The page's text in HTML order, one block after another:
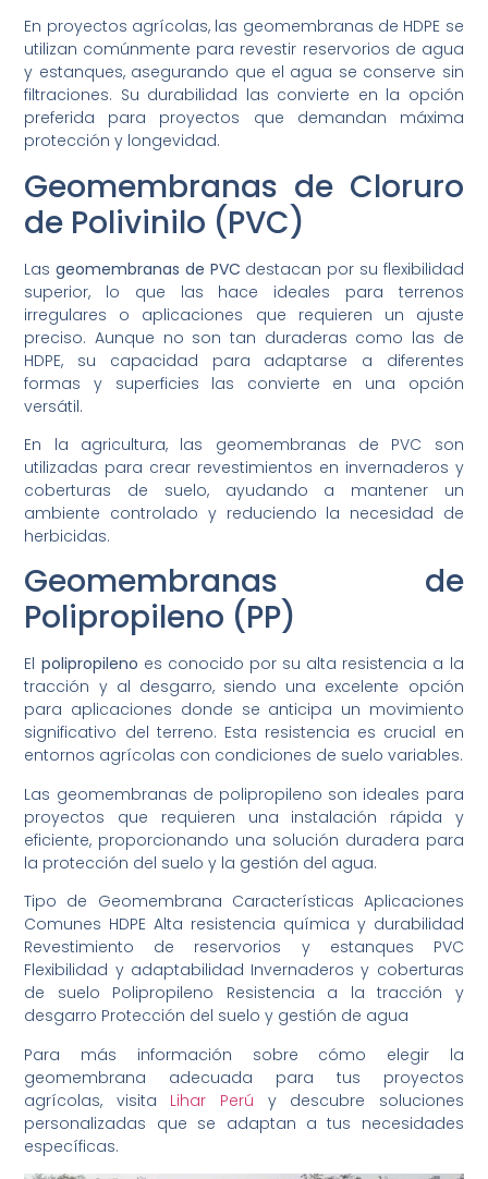
En proyectos agrícolas, las geomembranas de HDPE se
utilizan comúnmente para revestir reservorios de agua
y estanques, asegurando que el agua se conserve sin
filtraciones. Su durabilidad las convierte en la opción
preferida para proyectos que demandan máxima
protección y longevidad.
Geomembranas de Cloruro
de Polivinilo (PVC)
Lasgeomembranas de PVC destacan por su flexibilidad
superior, lo que las hace ideales para terrenos
irregulares o aplicaciones que requieren un ajuste
preciso. Aunque no son tan duraderas como las de
HDPE, su capacidad para adaptarse a diferentes
formas y superficies las convierte en una opción
versátil.
En la agricultura, las geomembranas de PVC son
utilizadas para crear revestimientos en invernaderos y
coberturas de suelo, ayudando a mantener un
ambiente controlado y reduciendo la necesidad de
herbicidas.
Geomembranas de
Polipropileno (PP)
El polipropileno es conocido por su alta resistencia a la
tracción y al desgarro, siendo una excelente opción
para aplicaciones donde se anticipa un movimiento
significativo del terreno. Esta resistencia es crucial en
entornos agrícolas con condiciones de suelo variables.
Las geomembranas de polipropileno son ideales para
proyectos que requieren una instalación rápida y
eficiente, proporcionando una solución duradera para
la protección del suelo y la gestión del agua.
Tipo de Geomembrana Características Aplicaciones
Comunes HDPE Alta resistencia química y durabilidad
Revestimiento de reservorios y estanques PVC
Flexibilidad y adaptabilidad Invernaderos y coberturas
de suelo Polipropileno Resistencia a la tracción y
desgarro Protección del suelo y gestión de agua
Para más información sobre cómo elegir la
geomembrana adecuada para tus proyectos
agrícolas, visita Lihar Perú y descubre soluciones
personalizadas que se adaptan a tus necesidades
específicas.